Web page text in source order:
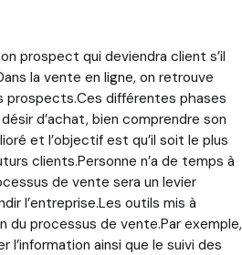
prospect qui deviendra client s’il
la vente en ligne, on retrouve
prospects.Ces différentes phases
d’achat, bien comprendre son
et l’objectif est qu’il soit le plus
clients.Personne n’a de temps à
de vente sera un levier
l’entreprise.Les outils mis à
du processus de vente.Par exemple,
ainsi que le suivi des